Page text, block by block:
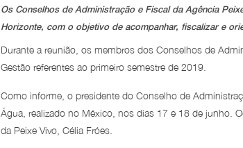
Os Conselhos de Administração e Fiscal da Agência
Horizonte, com o objetivo de acompanhar, fiscalizar e
Durante a reunião, os membros dos Conselhos de
Gestão referentes ao primeiro semestre de 2019.
Como informe, o presidente do Conselho de
Água, realizado no México, nos dias 17 e 18 de junho.
da Peixe Vivo, Célia Fróes.